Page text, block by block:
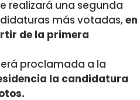
realizará una segunda
más votadas,en
de la primera
proclamada a la
la candidatura